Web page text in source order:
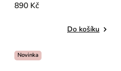
890 Kč
Do košíku
Novinka